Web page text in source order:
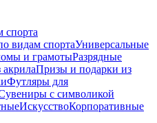
спорта
видам спортаУниверсальные
и грамотыРазрядные
Призы и подарки из
Футляры для
с символикой
ИскусствоКорпоративные